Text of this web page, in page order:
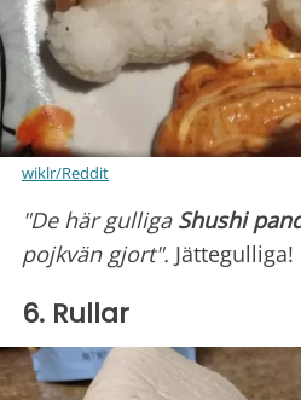
wiklr/Reddit
"De här gulliga Shushi
pojkvän gjort". Jättegulliga!
6. Rullar